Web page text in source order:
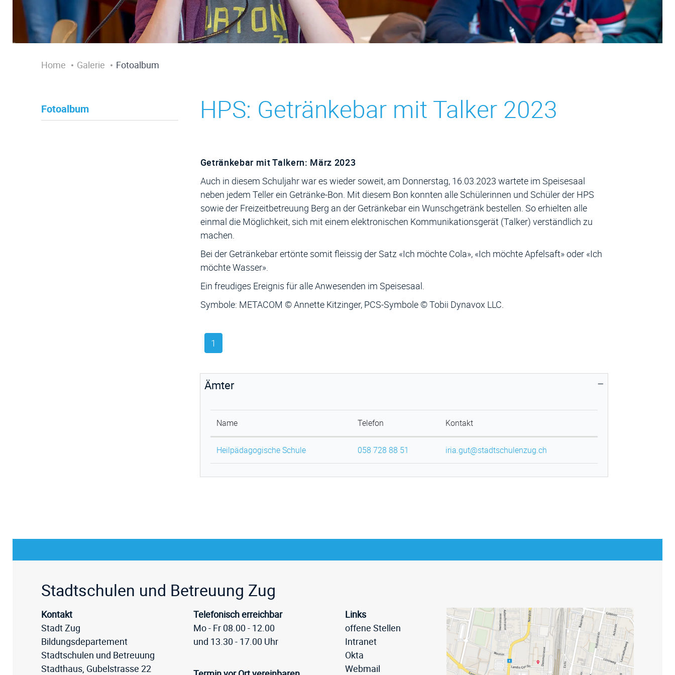
Home Galerie Fotoalbum
Fotoalbum HPS: Getränkebar mit Talker 2023
Getränkebar mit Talkern: März 2023
Auch in diesem Schuljahr war es wieder soweit, am Donnerstag, 16.03.2023 wartete im Speisesaal
neben jedem Teller ein Getränke-Bon. Mit diesem Bon konnten alle Schülerinnen und Schüler der HPS
sowie der Freizeitbetreuung Berg an der Getränkebar ein Wunschgetränk bestellen. So erhielten alle
einmal die Möglichkeit, sich mit einem elektronischen Kommunikationsgerät (Talker) verständlich zu
machen.
Bei der Getränkebar ertönte somit fleissig der Satz «Ich möchte Cola», «Ich möchte Apfelsaft» oder «Ich
möchte Wasser».
Ein freudiges Ereignis für alle Anwesenden im Speisesaal.
Symbole: METACOM © Annette Kitzinger, PCS-Symbole © Tobii Dynavox LLC.
1
Zugehörige Objekte
Ämter
Name Telefon Kontakt
Heilpädagogische Schule 058 728 88 51 iria.gut@stadtschulenzug.ch
Fusszeile
Stadtschulen und Betreuung Zug
Kontakt
Stadt Zug
Bildungsdepartement
Stadtschulen und Betreuung
Stadthaus, Gubelstrasse 22
Telefonisch erreichbar
Mo - Fr 08.00 - 12.00
und 13.30 - 17.00 Uhr
Links
offene Stellen
Intranet
Okta
Webmail